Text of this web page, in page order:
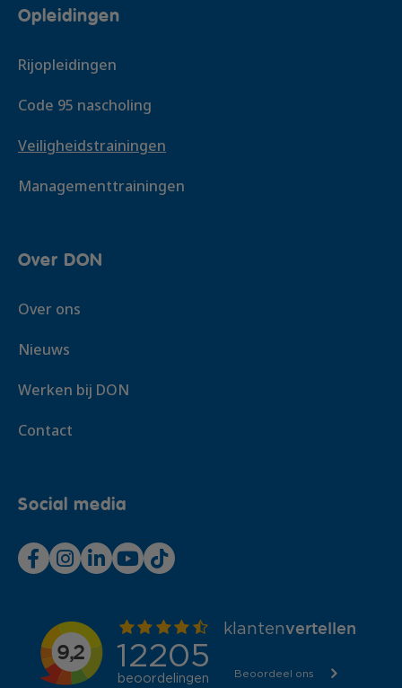
Opleidingen
Rijopleidingen
Code 95 nascholing
Veiligheidstrainingen
Managementtrainingen
Over DON
Over ons
Nieuws
Werken bij DON
Contact
Social media